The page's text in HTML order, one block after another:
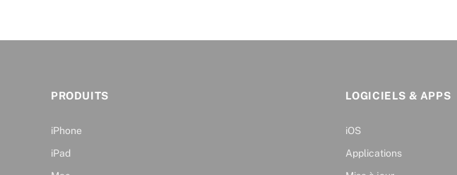
PRODUITS
iPhone
iPad
LOGICIELS & APPS
iOS
Applications